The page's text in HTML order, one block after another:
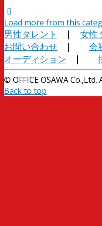
Load more from this
男性タレント | 女性
お問い合わせ | 会
オーディション |
© OFFICE OSAWA
Back to top